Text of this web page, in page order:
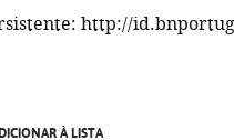
http://
À LISTA